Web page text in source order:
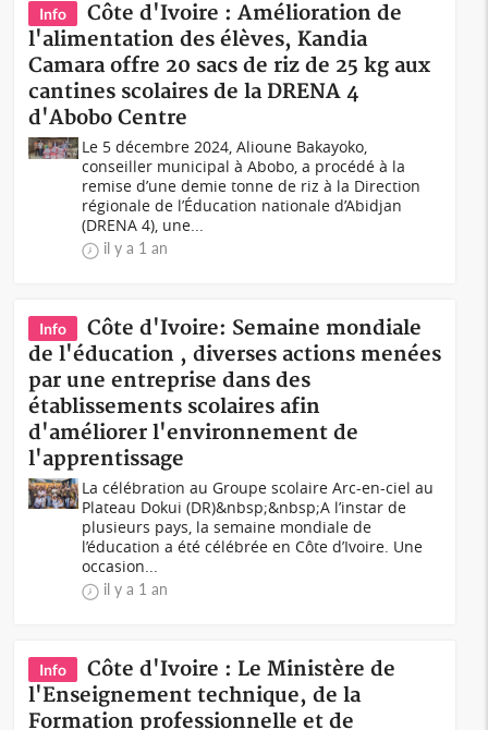
Info
Côte d'Ivoire : Amélioration de
l'alimentation des élèves, Kandia
Camara offre 20 sacs de riz de 25 kg aux
cantines scolaires de la DRENA 4
d'Abobo Centre
Le 5 décembre 2024, Alioune Bakayoko,
conseiller municipal à Abobo, a procédé à la
remise d’une demie tonne de riz à la Direction
régionale de l’Éducation nationale d’Abidjan
(DRENA 4), une...
il y a 1 an
Info
Côte d'Ivoire: Semaine mondiale
de l'éducation , diverses actions menées
par une entreprise dans des
établissements scolaires afin
d'améliorer l'environnement de
l'apprentissage
La célébration au Groupe scolaire Arc-en-ciel au
Plateau Dokui (DR)&nbsp;&nbsp;A l’instar de
plusieurs pays, la semaine mondiale de
l’éducation a été célébrée en Côte d’Ivoire. Une
occasion...
il y a 1 an
Info
Côte d'Ivoire : Le Ministère de
l'Enseignement technique, de la
Formation professionnelle et de